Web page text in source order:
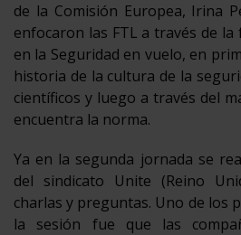
de la Comisión Europea, Irina
enfocaron las FTL a través de
en la Seguridad en vuelo, en
historia de la cultura de la
científicos y luego a través del
encuentra la norma.
Ya en la segunda jornada se
del sindicato Unite (Reino
charlas y preguntas. Uno de los
la sesión fue que las